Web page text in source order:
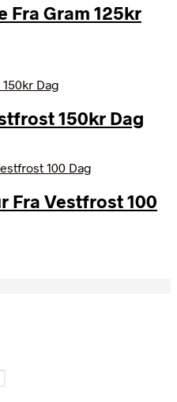
Fra Gram 125kr
150kr Dag
Fra Vestfrost 100